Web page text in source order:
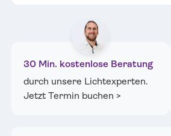
Bild 8 in Galerieansicht laden
Bild 9 in Galerieansicht
30 Min. kostenlose Beratung
durch unsere Lichtexperten.
Jetzt Termin buchen >